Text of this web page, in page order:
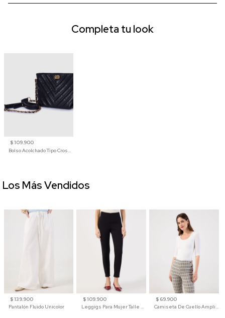
$ 109.900
Bolso Acolchado Tipo Crossbody
Completa tu look
$ 139.900
Pantalón Fluido Unicolor
$ 109.900
Leggigs Para Mujer Talle Alto Liso
$ 69.900
Camiseta De Cuello Amplio Y Manga 3/4 Para Mujer
Los Más Vendidos